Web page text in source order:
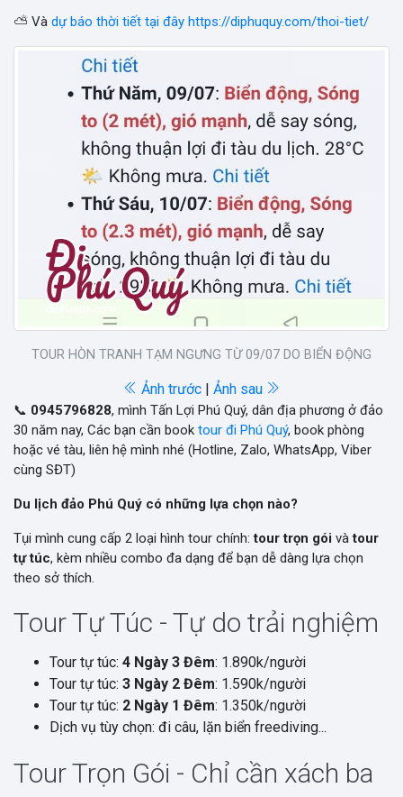
⛅ Và dự báo thời tiết tại đây https://diphuquy.com/thoi-tiet/
TOUR HÒN TRANH TẠM NGƯNG TỪ 09/07 DO BIỂN ĐỘNG
Ảnh trước| Ảnh sau
📞 0945796828, mình Tấn Lợi Phú Quý, dân địa phương ở đảo
30 năm nay, Các bạn cần book tour đi Phú Quý, book phòng
hoặc vé tàu, liên hệ mình nhé (Hotline, Zalo, WhatsApp, Viber
cùng SĐT)
Du lịch đảo Phú Quý có những lựa chọn nào?
Tụi mình cung cấp 2 loại hình tour chính:tour trọn gói vàtour
tự túc, kèm nhiều combo đa dạng để bạn dễ dàng lựa chọn
theo sở thích.
Tour Tự Túc - Tự do trải nghiệm
Tour tự túc: 4 Ngày 3 Đêm: 1.890k/người
Tour tự túc: 3 Ngày 2 Đêm: 1.590k/người
Tour tự túc: 2 Ngày 1 Đêm: 1.350k/người
Dịch vụ tùy chọn: đi câu, lặn biển freediving...
Tour Trọn Gói - Chỉ cần xách ba